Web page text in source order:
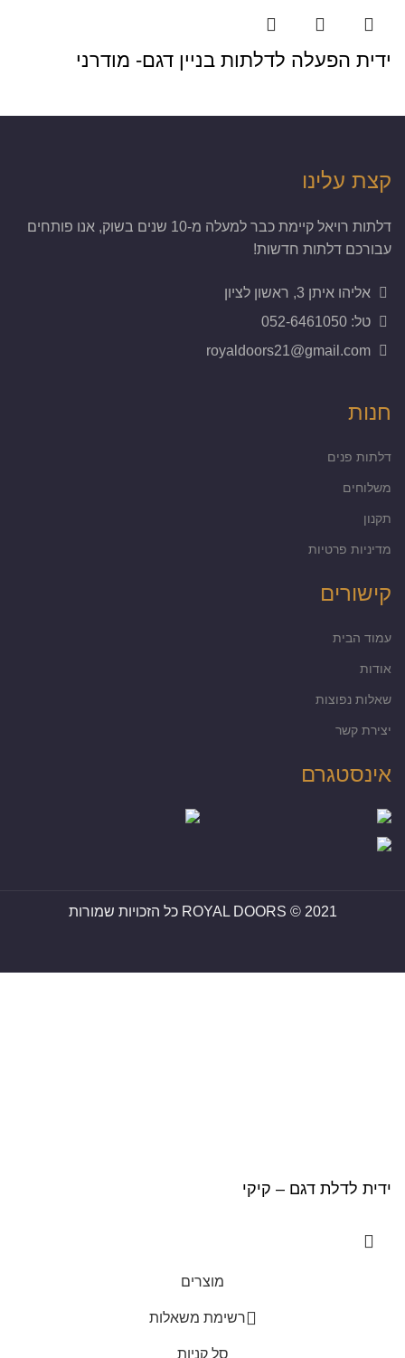
ידית הפעלה לדלתות בניין דגם- מודרני
קצת עלינו
דלתות רויאל קיימת כבר למעלה מ-10 שנים בשוק, אנו פותחים
עבורכם דלתות חדשות!
אליהו איתן 3, ראשון לציון
טל: 052-6461050
חנות
דלתות פנים
משלוחים
תקנון
מדיניות פרטיות
קישורים
עמוד הבית
אודות
שאלות נפוצות
יצירת קשר
אינסטגרם
ROYAL DOORS © 2021 כל הזכויות שמורות
ידית לדלת דגם – קיקי
מוצרים
רשימת משאלות
סל קניות